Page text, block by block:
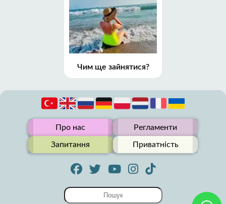
Чим ще зайнятися?
Про нас Регламенти
Запитання Приватність